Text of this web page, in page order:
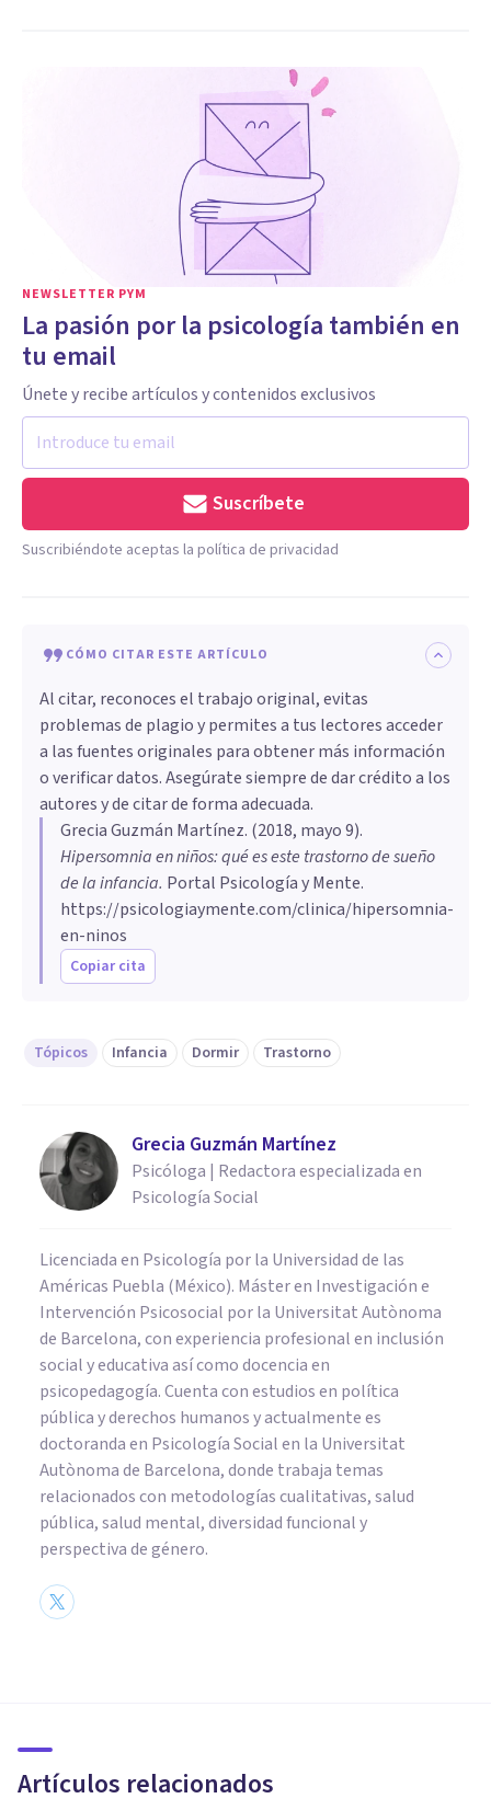
NEWSLETTER PYM
La pasión por la psicología también en
tu email
Únete y recibe artículos y contenidos exclusivos
Suscríbete
Suscribiéndote aceptas la política de privacidad
CÓMO CITAR ESTE ARTÍCULO
Al citar, reconoces el trabajo original, evitas
problemas de plagio y permites a tus lectores acceder
a las fuentes originales para obtener más información
o verificar datos. Asegúrate siempre de dar crédito a los
autores y de citar de forma adecuada.
Grecia Guzmán Martínez. (2018, mayo 9).
Hipersomnia en niños: qué es este trastorno de sueño
de la infancia. Portal Psicología y Mente.
https://psicologiaymente.com/clinica/hipersomnia-
en-ninos
Copiar cita
Tópicos Infancia Dormir Trastorno
Grecia Guzmán Martínez
Psicóloga | Redactora especializada en
Psicología Social
Licenciada en Psicología por la Universidad de las
Américas Puebla (México). Máster en Investigación e
Intervención Psicosocial por la Universitat Autònoma
de Barcelona, con experiencia profesional en inclusión
social y educativa así como docencia en
psicopedagogía. Cuenta con estudios en política
pública y derechos humanos y actualmente es
doctoranda en Psicología Social en la Universitat
Autònoma de Barcelona, donde trabaja temas
relacionados con metodologías cualitativas, salud
pública, salud mental, diversidad funcional y
perspectiva de género.
Artículos relacionados
causas, síntomas y tratamiento